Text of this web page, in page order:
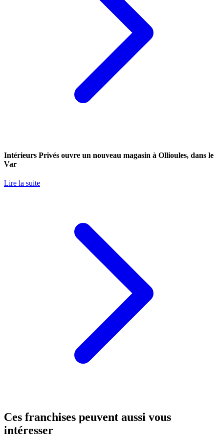
Intérieurs Privés ouvre un nouveau magasin à Ollioules, dans le
Var
Lire la suite
Ces franchises peuvent aussi vous
intéresser